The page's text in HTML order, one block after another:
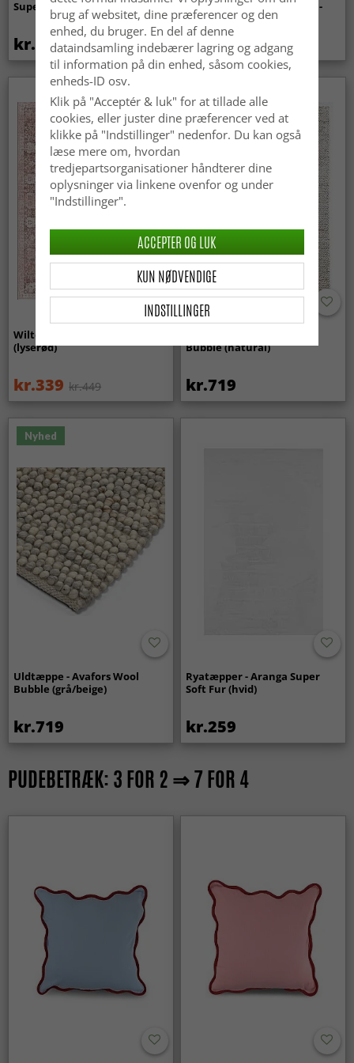
Super Soft Fur (beige)
kr.369
indendørs/udendørs brug -
Arlo (beige)
kr.449
Wilton-tæppe - Gombalia
(lyserød)
kr.339 kr.449
Bubble (natural)
kr.719
Nyhed
Uldtæppe - Avafors Wool
Bubble (grå/beige)
kr.719
Ryatæpper - Aranga Super
Soft Fur (hvid)
kr.259
PUDEBETRÆK: 3 FOR 2 ⇒ 7 FOR 4
brug af websitet, dine præferencer og den
enhed, du bruger. En del af denne
dataindsamling indebærer lagring og adgang
til information på din enhed, såsom cookies,
enheds-ID osv.
Klik på "Acceptér & luk" for at tillade alle
cookies, eller juster dine præferencer ved at
klikke på "Indstillinger" nedenfor. Du kan også
læse mere om, hvordan
tredjepartsorganisationer håndterer dine
oplysninger via linkene ovenfor og under
"Indstillinger".
INDSTILLINGER
KUN NØDVENDIGE
ACCEPTER OG LUK